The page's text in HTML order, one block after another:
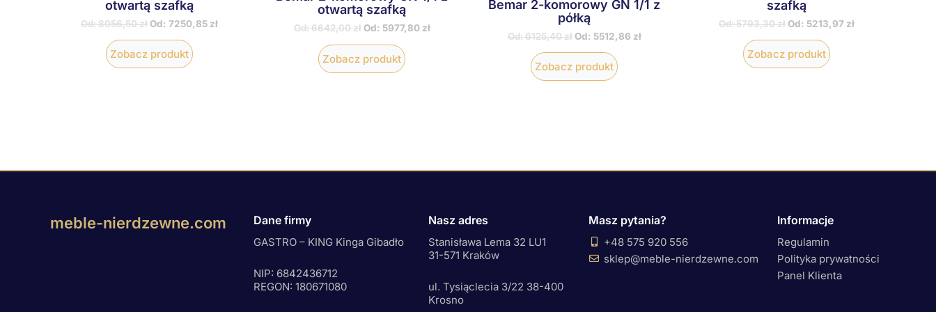
otwartą szafką
Od:8056,50zł Od: 7250,85 zł
Zobacz produkt
otwartą szafką
Od:6642,00zł Od: 5977,80 zł
Zobacz produkt
Bemar 2-komorowy GN 1/1 z
półką
Od:6125,40zł Od: 5512,86 zł
Zobacz produkt
szafką
Od:5793,30zł Od: 5213,97 zł
Zobacz produkt
meble-nierdzewne.com Dane firmy
GASTRO – KING Kinga Gibadło
NIP: 6842436712
REGON: 180671080
Nasz adres
Stanisława Lema 32 LU1
31-571 Kraków
ul. Tysiąclecia 3/22 38-400
Krosno
Masz pytania?
+48 575 920 556
sklep@meble-nierdzewne.com
Informacje
Regulamin
Polityka prywatności
Panel Klienta